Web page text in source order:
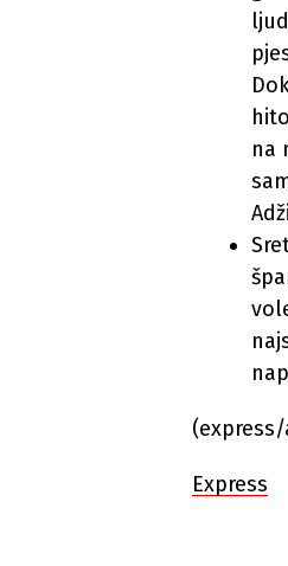
na
Express